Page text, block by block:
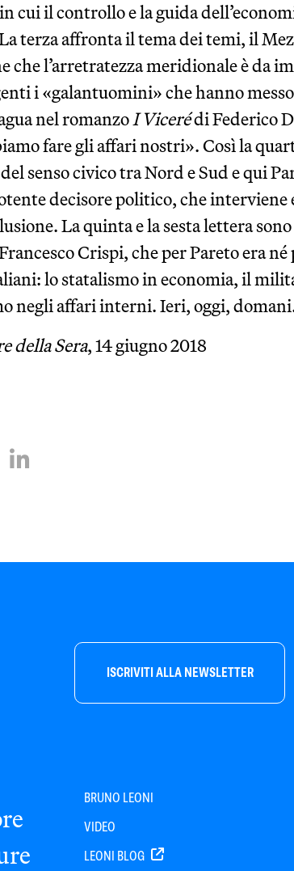
cui il controllo e la guida
terza affronta il tema dei temi, il
che l’arretratezza meridionale è da
i «galantuomini» che hanno
nel romanzoI Vicerédi Federico
fare gli affari nostri». Così la
senso civico tra Nord e Sud e qui
decisore politico, che interviene
La quinta e la sesta lettera
Crispi, che per Pareto era né
lo statalismo in economia, il
negli affari interni. Ieri, oggi,
della Sera, 14 giugno 2018
ISCRIVITI ALLA NEWSLETTER
BRUNO LEONI
VIDEO
LEONI BLOG